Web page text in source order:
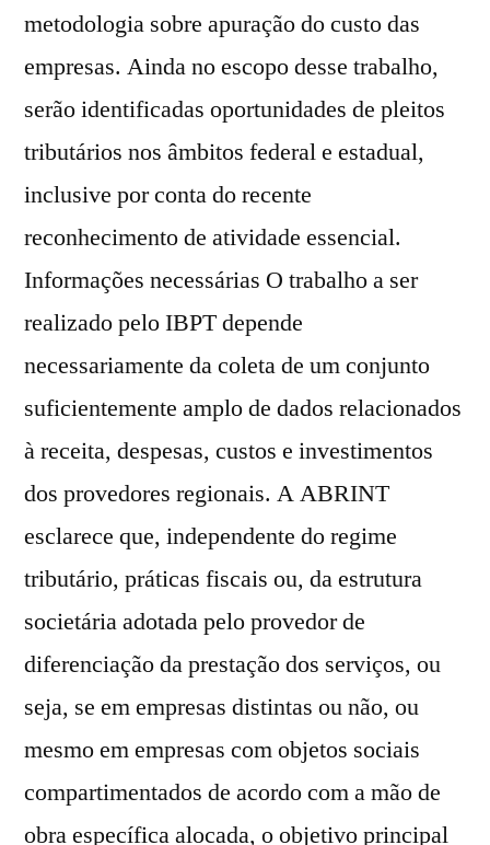
metodologia sobre apuração do custo das
empresas. Ainda no escopo desse trabalho,
serão identificadas oportunidades de pleitos
tributários nos âmbitos federal e estadual,
inclusive por conta do recente
reconhecimento de atividade essencial.
Informações necessárias O trabalho a ser
realizado pelo IBPT depende
necessariamente da coleta de um conjunto
suficientemente amplo de dados relacionados
à receita, despesas, custos e investimentos
dos provedores regionais. A ABRINT
esclarece que, independente do regime
tributário, práticas fiscais ou, da estrutura
societária adotada pelo provedor de
diferenciação da prestação dos serviços, ou
seja, se em empresas distintas ou não, ou
mesmo em empresas com objetos sociais
compartimentados de acordo com a mão de
obra específica alocada, o objetivo principal